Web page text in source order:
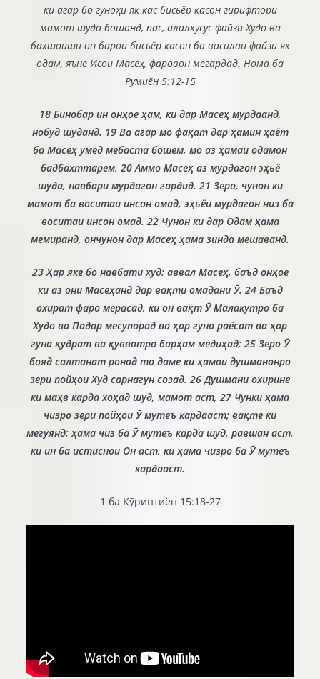
ки агар бо гуноҳи як кас бисьёр касон гирифтори
мамот шуда бошанд, пас, алалхусус файзи Худо ва
бахшоиши он барои бисьёр касон ба василаи файзи як
одам, яъне Исои Масеҳ, фаровон мегардад. Нома ба
Румиён 5:12-15
18 Бинобар ин онҳое ҳам, ки дар Масеҳ мурдаанд,
нобуд шуданд. 19 Ва агар мо фақат дар ҳамин ҳаёт
ба Масеҳ умед мебаста бошем, мо аз ҳамаи одамон
бадбахттарем. 20 Аммо Масеҳ аз мурдагон эҳьё
шуда, навбари мурдагон гардид. 21 Зеро, чунон ки
мамот ба воситаи инсон омад, эҳьёи мурдагон низ ба
воситаи инсон омад. 22 Чунон ки дар Одам ҳама
мемиранд, ончунон дар Масеҳ ҳама зинда мешаванд.
23 Ҳар яке бо навбати худ: аввал Масеҳ, баъд онҳое
ки аз они Масеҳанд дар вақти омадани Ӯ. 24 Баъд
охират фаро мерасад, ки он вақт Ӯ Малакутро ба
Худо ва Падар месупорад ва ҳар гуна раёсат ва ҳар
гуна қудрат ва қувватро барҳам медиҳад; 25 Зеро Ӯ
бояд салтанат ронад то даме ки ҳамаи душманонро
зери пойҳои Худ сарнагун созад. 26 Душмани охирине
ки маҳв карда хоҳад шуд, мамот аст, 27 Чунки ҳама
чизро зери пойҳои Ӯ мутеъ кардааст; вақте ки
мегӯянд: ҳама чиз ба Ӯ мутеъ карда шуд, равшан аст,
ки ин ба истиснои Он аст, ки ҳама чизро ба Ӯ мутеъ
кардааст.
1 ба Қӯринтиён 15:18-27